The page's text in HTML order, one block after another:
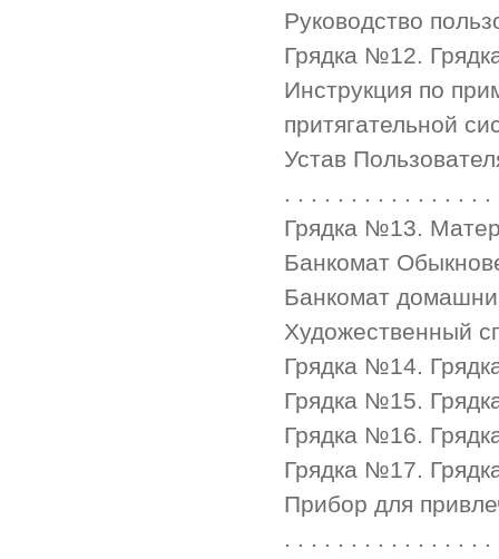
Руководство
Грядка №12.
Инструкция по
притягательной
Устав
. . . . . . . . . . . . . . .
Грядка №13.
Банкомат
Банкомат
Художественный
Грядка №14.
Грядка №15.
Грядка №16.
Грядка №17.
Прибор для
. . . . . . . . . . . . . . . .